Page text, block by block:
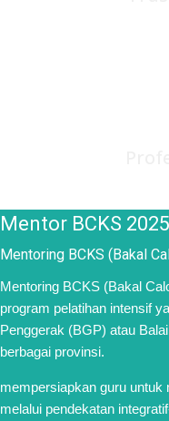
Mentor BCKS 2025
Mentoring BCKS (Bakal
Mentoring BCKS (Bakal
program pelatihan intensif
Penggerak (BGP) atau
berbagai provinsi.
mempersiapkan guru untuk
melalui pendekatan